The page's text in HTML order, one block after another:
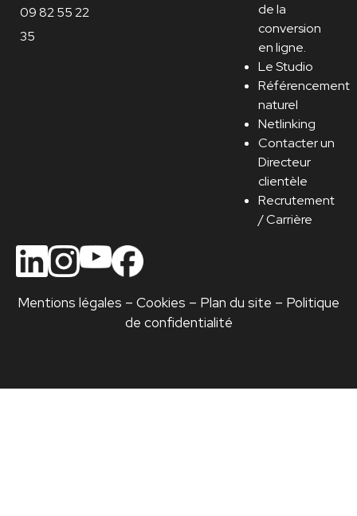
09 82 55 22
35
de la
conversion
en ligne.
Le Studio
Référencement
naturel
Netlinking
Contacter un
Directeur
clientèle
Recrutement
/ Carrière
Mentions légales – Cookies – Plan du site – Politique
de confidentialité